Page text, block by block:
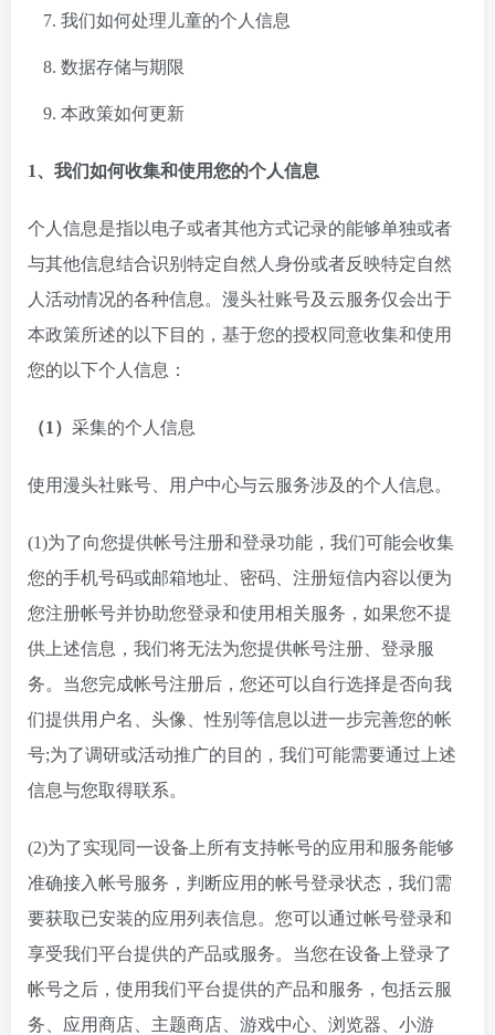
我们如何处理儿童的个人信息
数据存储与期限
本政策如何更新
1、我们如何收集和使用您的个人信息
个人信息是指以电子或者其他方式记录的能够单独或者
与其他信息结合识别特定自然人身份或者反映特定自然
人活动情况的各种信息。漫头社账号及云服务仅会出于
本政策所述的以下目的，基于您的授权同意收集和使用
您的以下个人信息：
（1） 采集的个人信息
使用漫头社账号、用户中心与云服务涉及的个人信息。
(1)为了向您提供帐号注册和登录功能，我们可能会收集
您的手机号码或邮箱地址、密码、注册短信内容以便为
您注册帐号并协助您登录和使用相关服务，如果您不提
供上述信息，我们将无法为您提供帐号注册、登录服
务。当您完成帐号注册后，您还可以自行选择是否向我
们提供用户名、头像、性别等信息以进一步完善您的帐
号;为了调研或活动推广的目的，我们可能需要通过上述
信息与您取得联系。
(2)为了实现同一设备上所有支持帐号的应用和服务能够
准确接入帐号服务，判断应用的帐号登录状态，我们需
要获取已安装的应用列表信息。您可以通过帐号登录和
享受我们平台提供的产品或服务。当您在设备上登录了
帐号之后，使用我们平台提供的产品和服务，包括云服
务、应用商店、主题商店、游戏中心、浏览器、小游